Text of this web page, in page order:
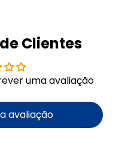
Clientes
uma avaliação
avaliação